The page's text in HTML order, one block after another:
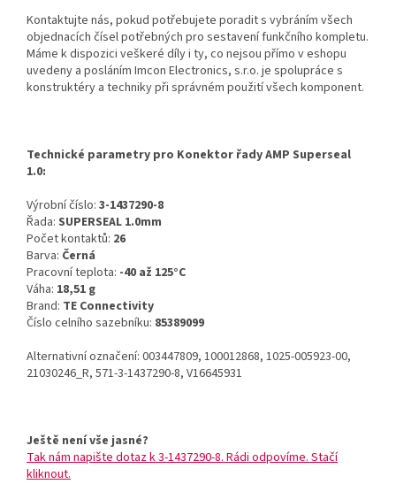
Kontaktujte nás, pokud potřebujete poradit s vybráním všech
objednacích čísel potřebných pro sestavení funkčního kompletu.
Máme k dispozici veškeré díly i ty, co nejsou přímo v eshopu
uvedeny a posláním Imcon Electronics, s.r.o. je spolupráce s
konstruktéry a techniky při správném použití všech komponent.
Technické parametry pro Konektor řady AMP Superseal
1.0:
Výrobní číslo: 3-1437290-8
Řada: SUPERSEAL 1.0mm
Počet kontaktů: 26
Barva: Černá
Pracovní teplota: -40 až 125°C
Váha: 18,51 g
Brand: TE Connectivity
Číslo celního sazebníku: 85389099
Alternativní označení: 003447809, 100012868, 1025-005923-00,
21030246_R, 571-3-1437290-8, V16645931
Ještě není vše jasné?
Tak nám napište dotaz k 3-1437290-8. Rádi odpovíme. Stačí
kliknout.